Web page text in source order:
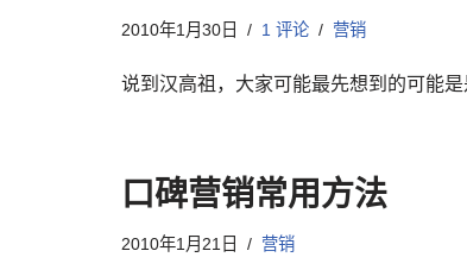
2010年1月30日 1 评论 营销
说到汉高祖，大家可能最先想到的可能
口碑营销常用方法
2010年1月21日 营销